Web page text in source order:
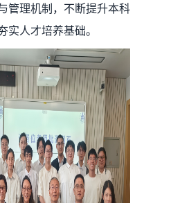
管理机制，不断提升本科
实人才培养基础。